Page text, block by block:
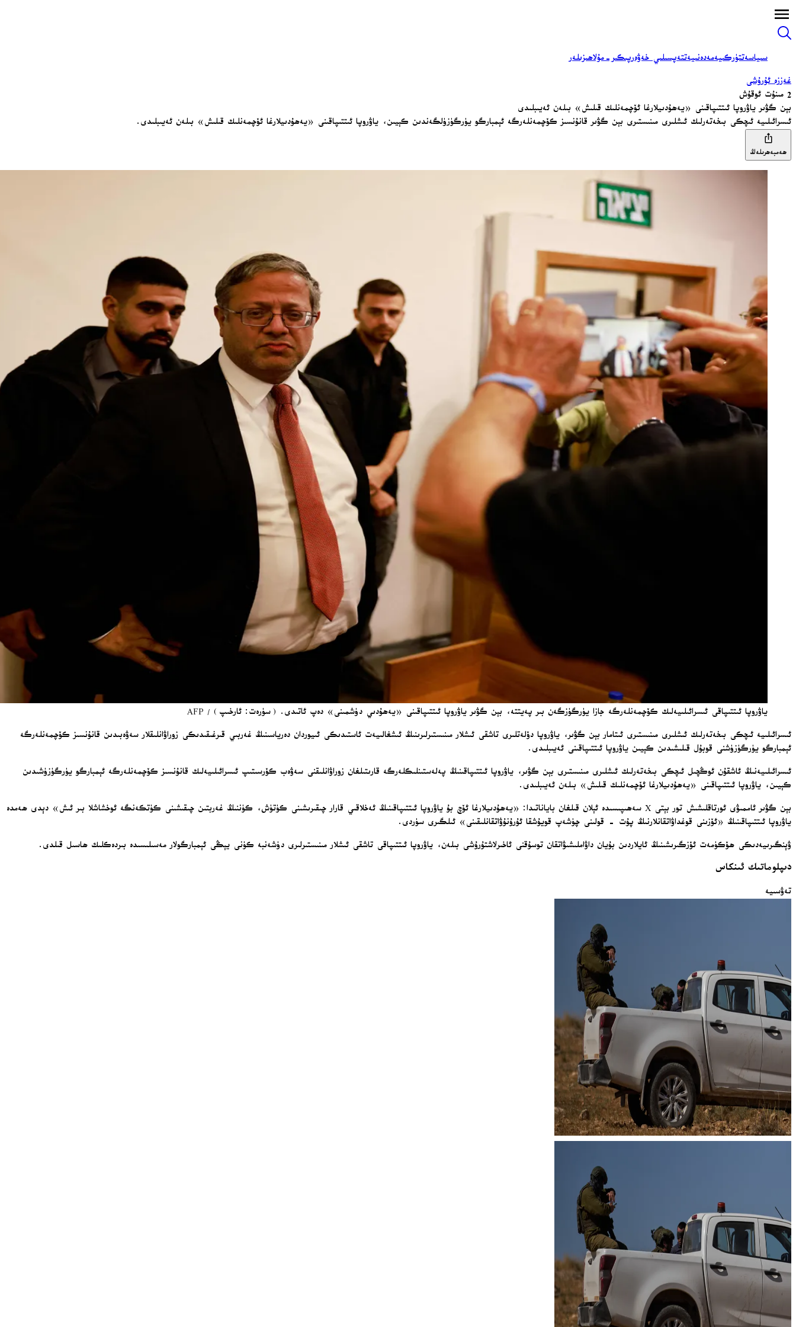
سىياسەتتۈركىيەمەدەنىيەتتەپسىلىي خەۋەرپىكىر-مۇلاھىزىلەر
غەززە ئۇرۇشى
2 مىنۇت ئوقۇش
بېن گۋىر ياۋروپا ئىتتىپاقىنى «يەھۇدىيلارغا ئۆچمەنلىك قىلىش» بىلەن ئەيىبلىدى
ئىسرائىلىيە ئىچكى بىخەتەرلىك ئىشلىرى مىنىستىرى بېن گۋىر قانۇنسىز كۆچمەنلەرگە ئېمبارگو يۈرگۈزۈلگەندىن كېيىن، ياۋروپا ئىتتىپاقىنى «يەھۇدىيلارغا ئۆچمەنلىك قىلىش» بىلەن ئەيىبلىدى.
ھەمبەھرىلەڭ
ياۋروپا ئىتتىپاقى ئىسرائىلىيەلىك كۆچمەنلەرگە جازا يۈرگۈزگەن بىر پەيتتە، بېن گۋىر ياۋروپا ئىتتىپاقىنى «يەھۇدىي دۈشمىنى» دەپ ئاتىدى. (سۈرەت: ئارخىپ) / AFP
ئىسرائىلىيە ئىچكى بىخەتەرلىك ئىشلىرى مىنىستىرى ئىتامار بېن گۋىر، ياۋروپا دۆلەتلىرى تاشقى ئىشلار مىنىستىرلىرىنىڭ ئىشغالىيەت ئاستىدىكى ئىيوردان دەرياسىنىڭ غەربىي قىرغىقىدىكى زوراۋانلىقلار سەۋەبىدىن قانۇنسىز كۆچمەنلەرگە
ئېمبارگو يۈرگۈزۈشنى قوبۇل قىلىشىدىن كېيىن ياۋروپا ئىتتىپاقىنى ئەيىبلىدى.
ئىسرائىلىيەنىڭ ئاشقۇن ئوڭچىل ئىچكى بىخەتەرلىك ئىشلىرى مىنىستىرى بېن گۋىر، ياۋروپا ئىتتىپاقىنىڭ پەلەستىنلىكلەرگە قارىتىلغان زوراۋانلىقنى سەۋەب كۆرسىتىپ ئىسرائىلىيەلىك قانۇنسىز كۆچمەنلەرگە ئېمبارگو يۈرگۈزۈشىدىن
كېيىن، ياۋروپا ئىتتىپاقىنى «يەھۇدىيلارغا ئۆچمەنلىك قىلىش» بىلەن ئەيىبلىدى.
بېن گۋىر ئاممىۋى ئورتاقلىشىش تور بېتى X سەھىپىسىدە ئېلان قىلغان باياناتىدا: «يەھۇدىيلارغا ئۆچ بۇ ياۋروپا ئىتتىپاقىنىڭ ئەخلاقىي قارار چىقىرىشىنى كۈتۈش، كۈننىڭ غەربتىن چىقىشىنى كۈتكەنگە ئوخشاشلا بىر ئىش» دېدى ھەمدە
ياۋروپا ئىتتىپاقىنىڭ «ئۆزىنى قوغداۋاتقانلارنىڭ پۇت - قولىنى چۈشەپ قويۇشقا ئۇرۇنۇۋاتقانلىقىنى» ئىلگىرى سۈردى.
ۋېنگىرىيەدىكى ھۆكۈمەت ئۆزگىرىشىنىڭ ئايلاردىن بۇيان داۋاملىشىۋاتقان توسۇقنى ئاخىرلاشتۇرۇشى بىلەن، ياۋروپا ئىتتىپاقى تاشقى ئىشلار مىنىستىرلىرى دۈشەنبە كۈنى يېڭى ئېمبارگولار مەسىلىسىدە بىردەكلىك ھاسىل قىلدى.
دىپلوماتىك ئىنكاس
تەۋسىيە